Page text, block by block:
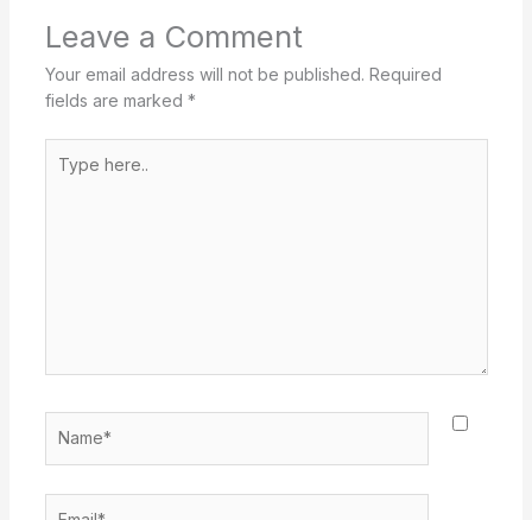
Leave a Comment
Your email address will not be published. Required
fields are marked *
here..